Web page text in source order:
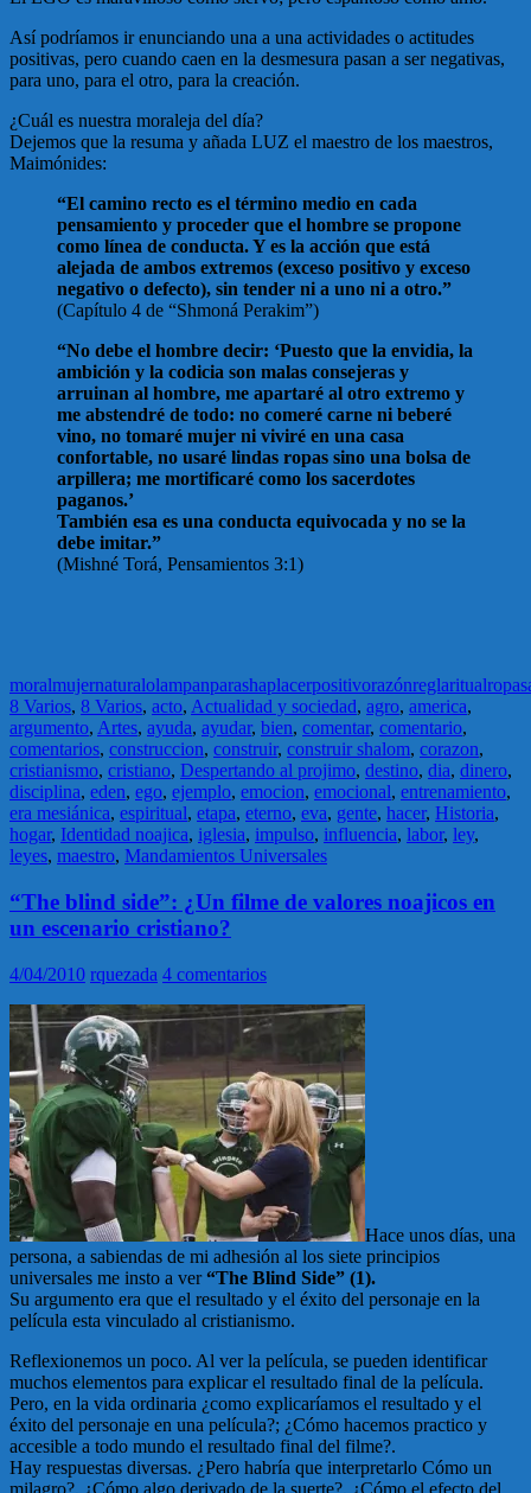
Así podríamos ir enunciando una a una actividades o actitudes
positivas, pero cuando caen en la desmesura pasan a ser negativas,
para uno, para el otro, para la creación.
¿Cuál es nuestra moraleja del día?
Dejemos que la resuma y añada LUZ el maestro de los maestros,
Maimónides:
“El camino recto es el término medio en cada
pensamiento y proceder que el hombre se propone
como línea de conducta. Y es la acción que está
alejada de ambos extremos (exceso positivo y exceso
negativo o defecto), sin tender ni a uno ni a otro.”
(Capítulo 4 de “Shmoná Perakim”)
“No debe el hombre decir: ‘Puesto que la envidia, la
ambición y la codicia son malas consejeras y
arruinan al hombre, me apartaré al otro extremo y
me abstendré de todo: no comeré carne ni beberé
vino, no tomaré mujer ni viviré en una casa
confortable, no usaré lindas ropas sino una bolsa de
arpillera; me mortificaré como los sacerdotes
paganos.’
También esa es una conducta equivocada y no se la
debe imitar.”
(Mishné Torá, Pensamientos 3:1)
moralmujernaturalolampanparashaplacerpositivorazónreglaritualropa
8 Varios, 8 Varios, acto, Actualidad y sociedad, agro, america,
argumento, Artes, ayuda, ayudar, bien, comentar, comentario,
comentarios, construccion, construir, construir shalom, corazon,
cristianismo, cristiano, Despertando al projimo, destino, dia, dinero,
disciplina, eden, ego, ejemplo, emocion, emocional, entrenamiento,
era mesiánica, espiritual, etapa, eterno, eva, gente, hacer, Historia,
hogar, Identidad noajica, iglesia, impulso, influencia, labor, ley,
leyes, maestro, Mandamientos Universales
“The blind side”: ¿Un filme de valores noajicos en
un escenario cristiano?
4/04/2010 rquezada 4 comentarios
Hace unos días, una
persona, a sabiendas de mi adhesión al los siete principios
universales me insto a ver“The Blind Side” (1).
Su argumento era que el resultado y el éxito del personaje en la
película esta vinculado al cristianismo.
Reflexionemos un poco. Al ver la película, se pueden identificar
muchos elementos para explicar el resultado final de la película.
Pero, en la vida ordinaria ¿como explicaríamos el resultado y el
éxito del personaje en una película?; ¿Cómo hacemos practico y
accesible a todo mundo el resultado final del filme?.
Hay respuestas diversas. ¿Pero habría que interpretarlo Cómo un
milagro?, ¿Cómo algo derivado de la suerte?, ¿Cómo el efecto del